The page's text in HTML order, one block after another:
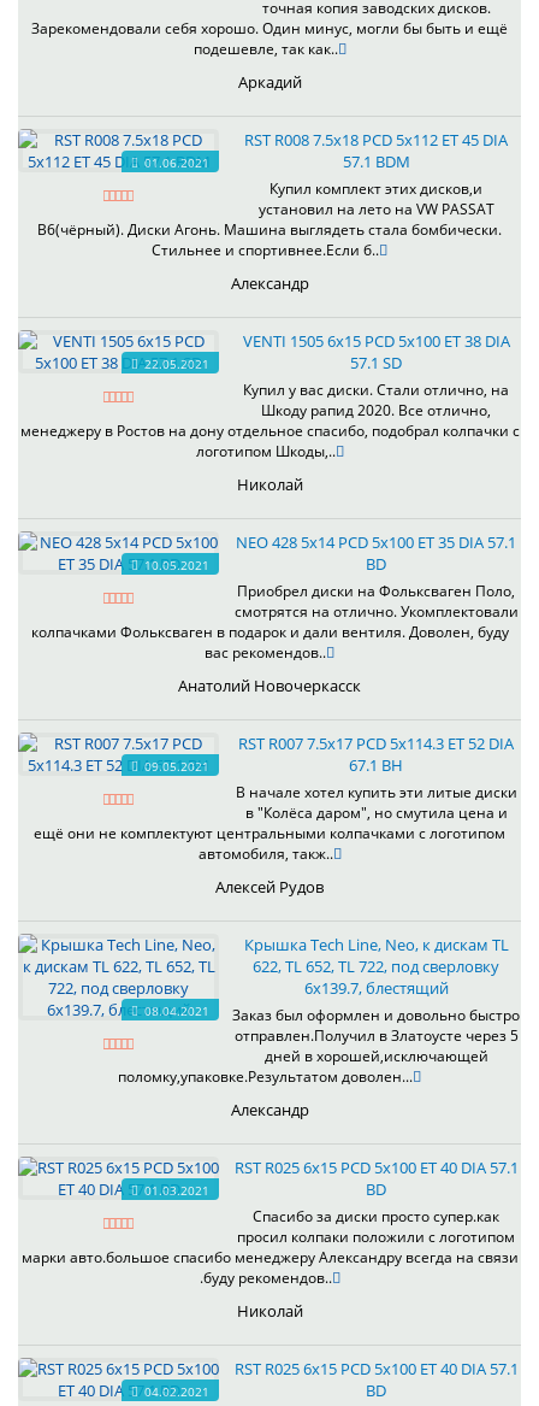
точная копия заводских дисков.
Зарекомендовали себя хорошо. Один минус, могли бы быть и ещё
подешевле, так как..
Аркадий
01.06.2021
RST R008 7.5x18 PCD 5x112 ET 45 DIA
57.1 BDM
Купил комплект этих дисков,и
установил на лето на VW PASSAT
B6(чёрный). Диски Агонь. Машина выглядеть стала бомбически.
Стильнее и спортивнее.Если б..
Александр
22.05.2021
VENTI 1505 6x15 PCD 5x100 ET 38 DIA
57.1 SD
Купил у вас диски. Стали отлично, на
Шкоду рапид 2020. Все отлично,
менеджеру в Ростов на дону отдельное спасибо, подобрал колпачки с
логотипом Шкоды,..
Николай
10.05.2021
NEO 428 5x14 PCD 5x100 ET 35 DIA 57.1
BD
Приобрел диски на Фольксваген Поло,
смотрятся на отлично. Укомплектовали
колпачками Фольксваген в подарок и дали вентиля. Доволен, буду
вас рекомендов..
Анатолий Новочеркасск
09.05.2021
RST R007 7.5x17 PCD 5x114.3 ET 52 DIA
67.1 BH
В начале хотел купить эти литые диски
в "Колёса даром", но смутила цена и
ещё они не комплектуют центральными колпачками с логотипом
автомобиля, такж..
Алексей Рудов
08.04.2021
Крышка Tech Line, Neo, к дискам TL
622, TL 652, TL 722, под сверловку
6х139.7, блестящий
Заказ был оформлен и довольно быстро
отправлен.Получил в Златоусте через 5
дней в хорошей,исключающей
поломку,упаковке.Результатом доволен...
Александр
01.03.2021
RST R025 6x15 PCD 5x100 ET 40 DIA 57.1
BD
Спасибо за диски просто супер.как
просил колпаки положили с логотипом
марки авто.большое спасибо менеджеру Александру всегда на связи
.буду рекомендов..
Николай
04.02.2021
RST R025 6x15 PCD 5x100 ET 40 DIA 57.1
BD